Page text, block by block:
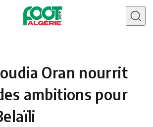
Oran nourrit
ambitions pour